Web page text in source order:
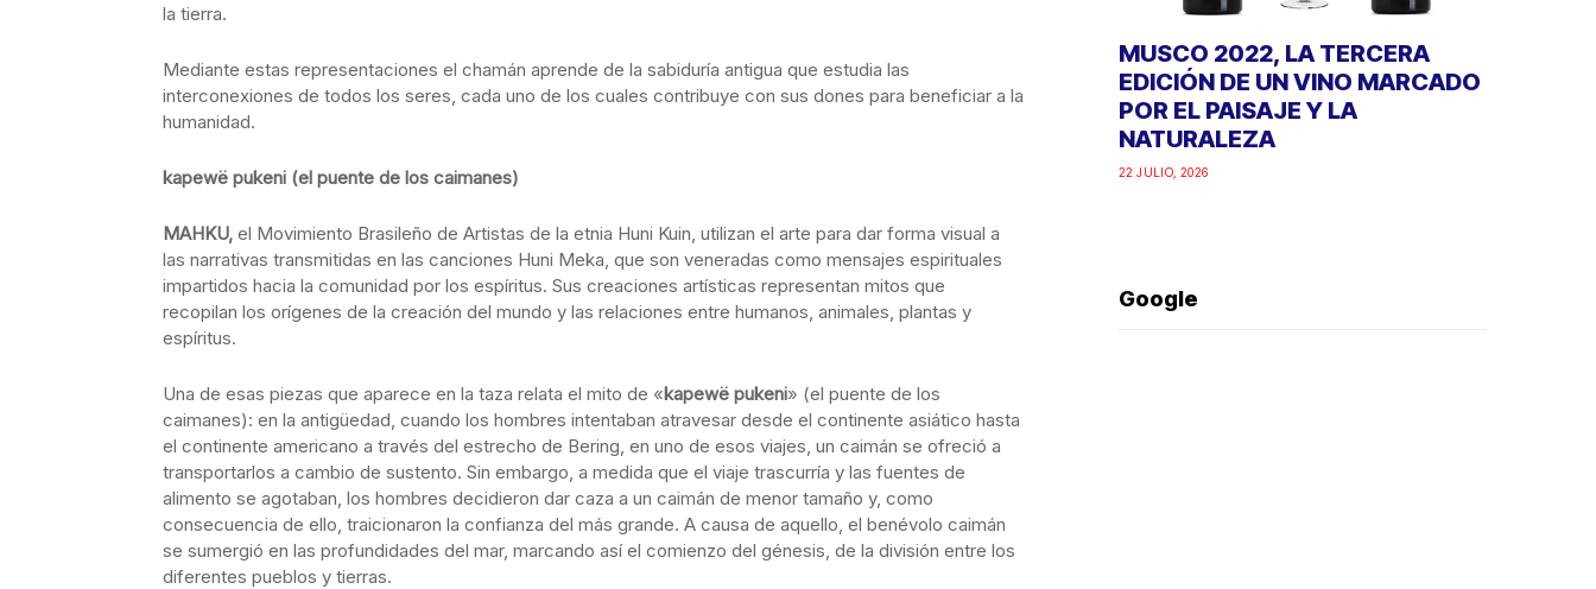
la tierra.
Mediante estas representaciones el chamán aprende de la sabiduría antigua que estudia las
interconexiones de todos los seres, cada uno de los cuales contribuye con sus dones para beneficiar a la
humanidad.
kapewë pukeni (el puente de los caimanes)
MAHKU, el Movimiento Brasileño de Artistas de la etnia Huni Kuin, utilizan el arte para dar forma visual a
las narrativas transmitidas en las canciones Huni Meka, que son veneradas como mensajes espirituales
impartidos hacia la comunidad por los espíritus. Sus creaciones artísticas representan mitos que
recopilan los orígenes de la creación del mundo y las relaciones entre humanos, animales, plantas y
espíritus.
Una de esas piezas que aparece en la taza relata el mito de «kapewë pukeni» (el puente de los
caimanes): en la antigüedad, cuando los hombres intentaban atravesar desde el continente asiático hasta
el continente americano a través del estrecho de Bering, en uno de esos viajes, un caimán se ofreció a
transportarlos a cambio de sustento. Sin embargo, a medida que el viaje trascurría y las fuentes de
alimento se agotaban, los hombres decidieron dar caza a un caimán de menor tamaño y, como
consecuencia de ello, traicionaron la confianza del más grande. A causa de aquello, el benévolo caimán
se sumergió en las profundidades del mar, marcando así el comienzo del génesis, de la división entre los
diferentes pueblos y tierras.
MUSCO 2022, LA TERCERA
EDICIÓN DE UN VINO MARCADO
POR EL PAISAJE Y LA
NATURALEZA
22 JULIO, 2026
Google